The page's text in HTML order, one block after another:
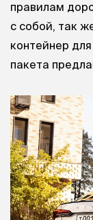
правилам
с собой, так
контейнер
пакета